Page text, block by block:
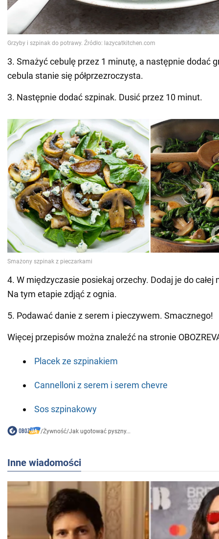
3. Smażyć cebulę przez 1 minutę, a następnie dodać
cebula stanie się półprzezroczysta.
3. Następnie dodać szpinak. Dusić przez 10 minut.
4. W międzyczasie posiekaj orzechy. Dodaj je do całej
Na tym etapie zdjąć z ognia.
5. Podawać danie z serem i pieczywem. Smacznego!
Więcej przepisów można znaleźć na stronie
Placek ze szpinakiem
Cannelloni z serem i serem chevre
Sos szpinakowy
/Żywność/Jak ugotować pyszny...
Inne wiadomości